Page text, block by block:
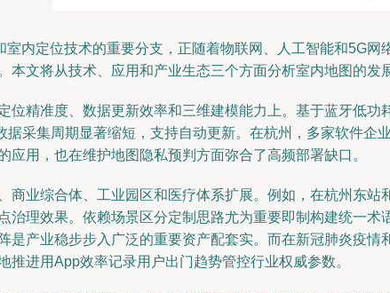
内定位技术的重要分支，正随着物联网、人工智能和5G
本文将从技术、应用和产业生态三个方面分析室内地图的发
位精准度、数据更新效率和三维建模能力上。基于蓝牙低
采集周期显著缩短，支持自动更新。在杭州，多家软件企
用，也在维护地图隐私预判方面弥合了高频部署缺口。
商业综合体、工业园区和医疗体系扩展。例如，在杭州东
治理效果。依赖场景区分定制思路尤为重要即制构建统一
是产业稳步步入广泛的重要资产配套实。而在新冠肺炎疫
推进用App效率记录用户出门趋势管控行业权威参数。